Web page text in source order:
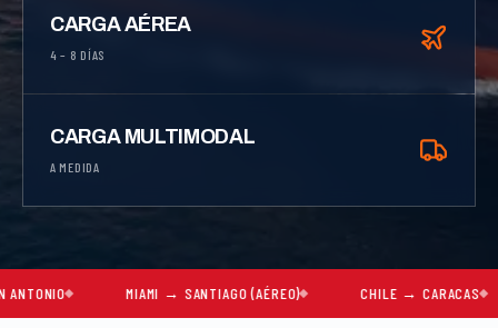
CARGA AÉREA
4 – 8 DÍAS
CARGA MULTIMODAL
A MEDIDA
MIAMI → SANTIAGO (AÉREO) CHILE → CARACAS